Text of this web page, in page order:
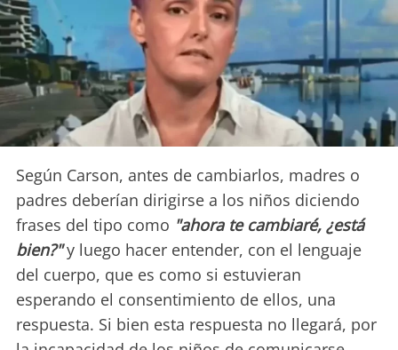
Según Carson, antes de cambiarlos, madres o
padres deberían dirigirse a los niños diciendo
frases del tipo como "ahora te cambiaré, ¿está
bien?"y luego hacer entender, con el lenguaje
del cuerpo, que es como si estuvieran
esperando el consentimiento de ellos, una
respuesta. Si bien esta respuesta no llegará, por